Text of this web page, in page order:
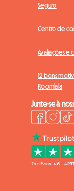
Seguro
Centro de
Avaliações e
12 bons
Roomlala
Junte-se à